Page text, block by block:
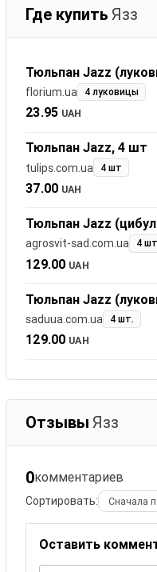
Где купить Язз
Тюльпан Jazz
florium.ua 4 луковицы
23.95 UAH
Тюльпан Jazz, 4 шт
tulips.com.ua 4 шт
37.00 UAH
Тюльпан Jazz
agrosvit-sad.com.ua 4 шт
129.00 UAH
Тюльпан Jazz
saduua.com.ua 4 шт.
129.00 UAH
Отзывы Язз
0комментариев
Сортировать:
Оставить